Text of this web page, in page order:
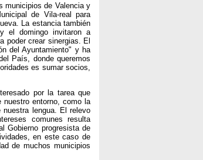
municipios de Valencia y
de Vila-real para
La estancia también
el domingo invitaron a
poder crear sinergias. El
del Ayuntamiento" y ha
País, donde queremos
es sumar socios,
por la tarea que
nuestro entorno, como la
lengua. El relevo
comunes resulta
Gobierno progresista de
en este caso de
de muchos municipios